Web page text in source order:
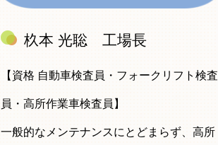
杦本 光聡 工場長
【資格 自動車検査員・フォークリフト検査
員・高所作業車検査員】
一般的なメンテナンスにとどまらず、高所